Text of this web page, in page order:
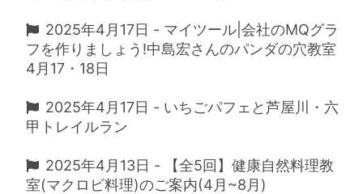
2025年4月17日 - マイツール|会社のMQグラ
フを作りましょう!中島宏さんのパンダの穴教室
4月17・18日
2025年4月17日 - いちごパフェと芦屋川・六
甲トレイルラン
2025年4月13日 - 【全5回】健康自然料理教
室(マクロビ料理)のご案内(4月~8月)